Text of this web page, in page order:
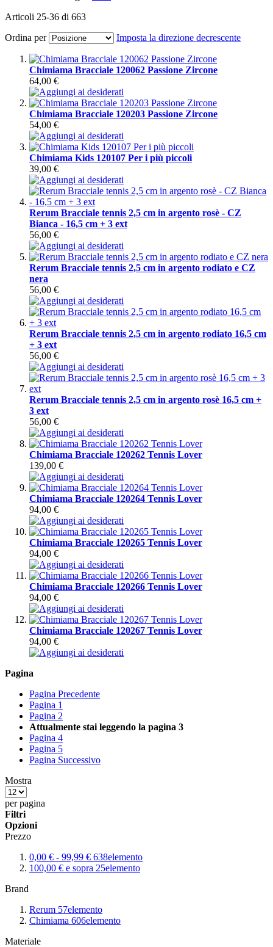
Articoli 25-36 di 663
Ordina per
Imposta la direzione decrescente
Chimiama Bracciale 120062 Passione Zircone
64,00 €
Chimiama Bracciale 120203 Passione Zircone
54,00 €
Chimiama Kids 120107 Per i più piccoli
39,00 €
Rerum Bracciale tennis 2,5 cm in argento rosè - CZ
Bianca - 16,5 cm + 3 ext
56,00 €
Rerum Bracciale tennis 2,5 cm in argento rodiato e CZ
nera
56,00 €
Rerum Bracciale tennis 2,5 cm in argento rodiato 16,5 cm
+ 3 ext
56,00 €
Rerum Bracciale tennis 2,5 cm in argento rosè 16,5 cm +
3 ext
56,00 €
Chimiama Bracciale 120262 Tennis Lover
139,00 €
Chimiama Bracciale 120264 Tennis Lover
94,00 €
Chimiama Bracciale 120265 Tennis Lover
94,00 €
Chimiama Bracciale 120266 Tennis Lover
94,00 €
Chimiama Bracciale 120267 Tennis Lover
94,00 €
Pagina
Pagina Precedente
Pagina 1
Pagina 2
Attualmente stai leggendo la pagina 3
Pagina 4
Pagina 5
Pagina Successivo
Mostra
per pagina
Filtri
Opzioni
Prezzo
0,00 € - 99,99 € 638elemento
100,00 € e sopra 25elemento
Brand
Rerum 57elemento
Chimiama 606elemento
Materiale